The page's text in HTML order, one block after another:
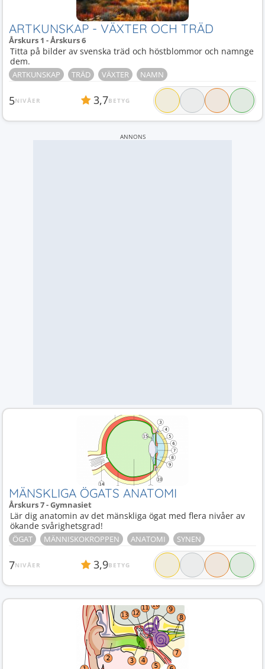
ARTKUNSKAP - VÄXTER OCH TRÄD
Årskurs 1 - Årskurs 6
Titta på bilder av svenska träd och höstblommor och namnge
dem.
ARTKUNSKAP TRÄD VÄXTER NAMN
5NIVÅER 3,7BETYG
ANNONS
MÄNSKLIGA ÖGATS ANATOMI
Årskurs 7 - Gymnasiet
Lär dig anatomin av det mänskliga ögat med flera nivåer av
ökande svårighetsgrad!
ÖGAT MÄNNISKOKROPPEN ANATOMI SYNEN
7NIVÅER 3,9BETYG